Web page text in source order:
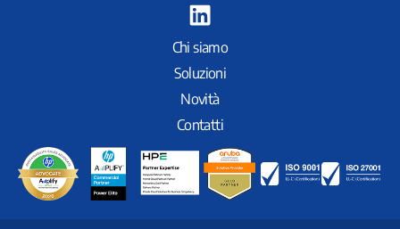
i
n
k
e
d
i
n
Chi siamo
Soluzioni
Novità
Contatti